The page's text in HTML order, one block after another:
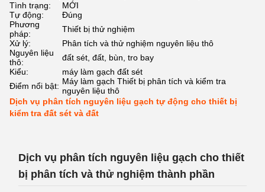
Tình trạng:
MỚI
Tự động:
Đúng
Phương
pháp:
Thiết bị thử nghiệm
Xử lý:
Phân tích và thử nghiệm nguyên liệu thô
Nguyên liệu
thô:
đất sét, đất, bùn, tro bay
Kiểu:
máy làm gạch đất sét
Điểm nổi bật: Máy làm gạch Thiết bị phân tích và kiểm tra
nguyên liệu thô
Dịch vụ phân tích nguyên liệu gạch tự động cho thiết bị
kiểm tra đất sét và đất
Dịch vụ phân tích nguyên liệu gạch cho thiết
bị phân tích và thử nghiệm thành phần